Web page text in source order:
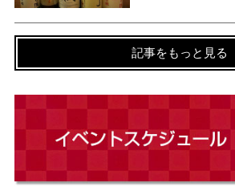
記事をもっと見る